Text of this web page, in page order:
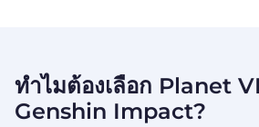
ทำไมต้องเลือก Planet
Genshin Impact?